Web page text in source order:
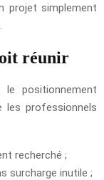
projet simplement
réunir
positionnement
les professionnels
recherché ;
surcharge inutile ;